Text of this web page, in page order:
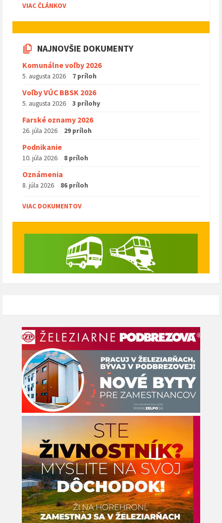
VIAC ČLÁNKOV
NAJNOVŠIE DOKUMENTY
Komunálne voľby 2026
5. augusta 2026 7 príloh
Voľby VÚC BBSK 2026
5. augusta 2026 3 prílohy
Farské oznamy 2026
26. júla 2026 29 príloh
Podnikanie
10. júla 2026 8 príloh
Oznámenia
8. júla 2026 86 príloh
VIAC DOKUMENTOV